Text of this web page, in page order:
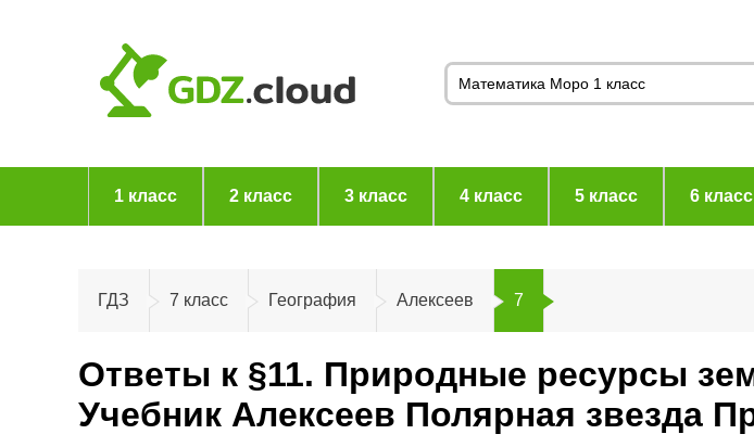
1 класс 2 класс 3 класс 4 класс 5 класс 6 класс
ГДЗ 7 класс География Алексеев 7
Ответы к §11. Природные ресурсы
Учебник Алексеев Полярная звезда